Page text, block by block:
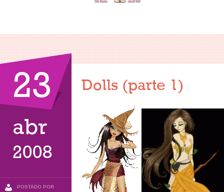
23
abr
2008
POSTADO POR
Dolls (parte 1)